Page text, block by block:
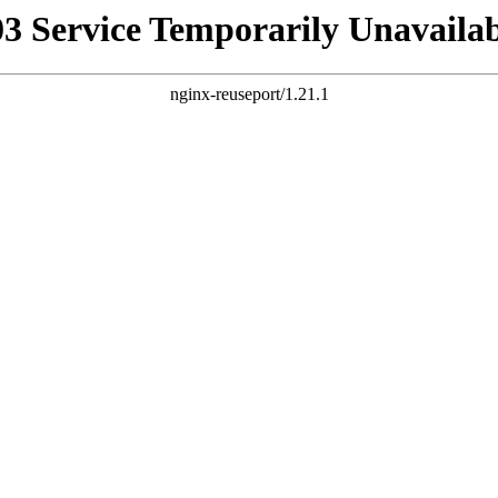
Service Temporarily
nginx-reuseport/1.21.1